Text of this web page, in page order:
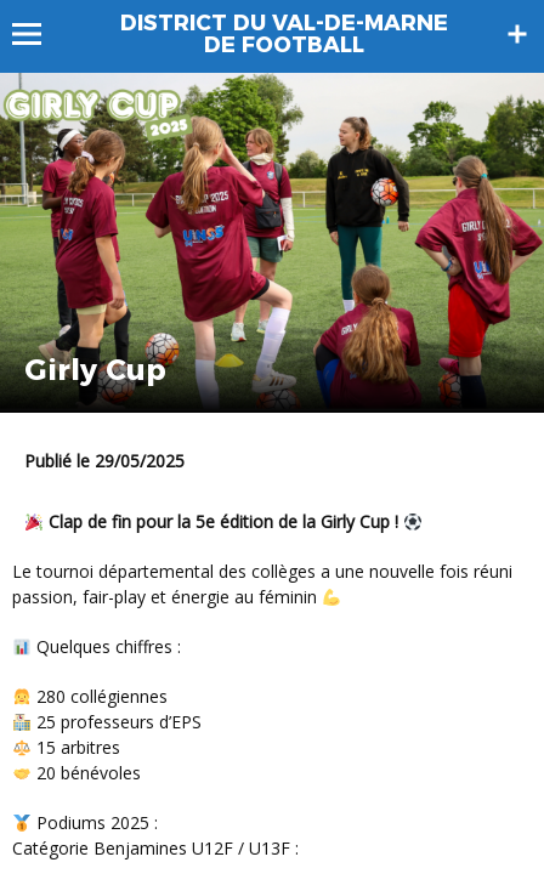
DISTRICT DU VAL-DE-MARNE
DE FOOTBALL
Girly Cup
Publié le 29/05/2025
Clap de fin pour la 5e édition de la Girly Cup !
Le tournoi départemental des collèges a une nouvelle fois réuni
passion, fair-play et énergie au féminin
Quelques chiffres :
280 collégiennes
25 professeurs d’EPS
15 arbitres
20 bénévoles
Podiums 2025 :
Catégorie Benjamines U12F / U13F :